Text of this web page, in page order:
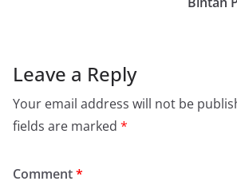
Leave a Reply
Your email address will not be
fields are marked *
Comment*